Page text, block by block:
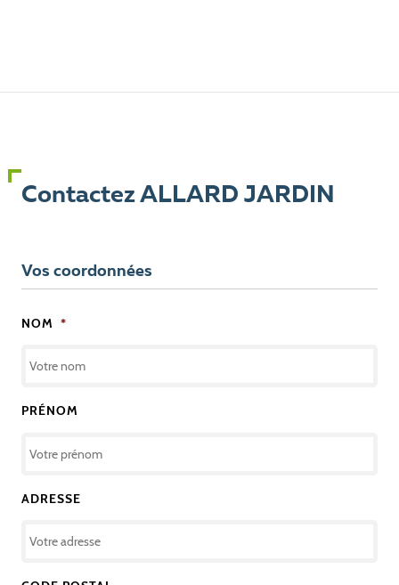
Contactez ALLARD JARDIN
Vos coordonnées
NOM *
PRÉNOM
ADRESSE